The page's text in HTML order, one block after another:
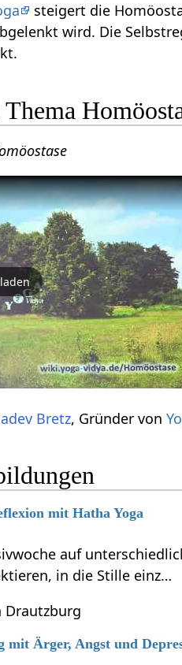
steigert die
wird. Die
Bretz, Gründer von
mit Hatha Yoga
auf
in die Stille einz…
Drautzburg
mit Ärger, Angst und